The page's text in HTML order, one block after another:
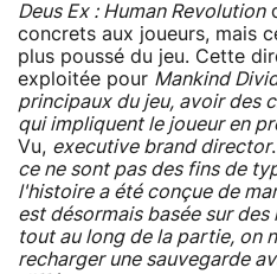
Deus Ex : Human Revolution
concrets aux joueurs, mais
plus poussé du jeu. Cette
exploitée pour Mankind
principaux du jeu, avoir des
qui impliquent le joueur en
Vu, executive brand director
ce ne sont pas des fins de
l'histoire a été conçue de
est désormais basée sur
tout au long de la partie, on
recharger une sauvegarde